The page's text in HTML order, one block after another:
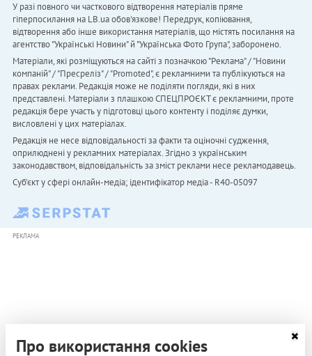
У разі повного чи часткового відтворення матеріалів пряме
гіперпосилання на LB.ua обов'язкове! Передрук, копіювання,
відтворення або інше використання матеріалів, що містять посилання на
агентство "Українськi Новини" й "Українська Фото Група", заборонено.
Матеріали, які розміщуються на сайті з позначкою "Реклама" / "Новини
компаній" / "Пресреліз" / "Promoted", є рекламними та публікуються на
правах реклами. Редакція може не поділяти погляди, які в них
представлені. Матеріали з плашкою СПЕЦПРОЄКТ є рекламними, проте
редакція бере участь у підготовці цього контенту і поділяє думки,
висловлені у цих матеріалах.
Редакція не несе відповідальності за факти та оціночні судження,
оприлюднені у рекламних матеріалах. Згідно з українським
законодавством, відповідальність за зміст реклами несе рекламодавець.
Cуб'єкт у сфері онлайн-медіа; ідентифікатор медіа - R40-05097
РЕКЛАМА
Про використання cookies